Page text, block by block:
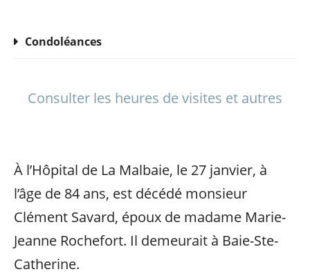
Condoléances
Consulter les heures de visites et autres
À l’Hôpital de La Malbaie, le 27 janvier, à
l’âge de 84 ans, est décédé monsieur
Clément Savard, époux de madame Marie-
Jeanne Rochefort. Il demeurait à Baie-Ste-
Catherine.